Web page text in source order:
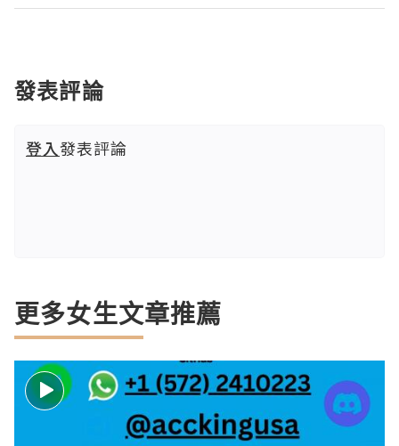
發表評論
登入發表評論
更多女生文章推薦